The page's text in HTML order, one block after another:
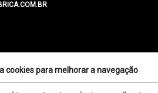
cookies para melhorar a navegação